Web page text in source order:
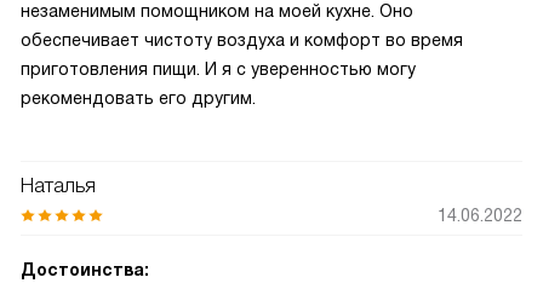
незаменимым помощником на моей кухне. Оно
обеспечивает чистоту воздуха и комфорт во время
приготовления пищи. И я с уверенностью могу
рекомендовать его другим.
Наталья
14.06.2022
Достоинства: